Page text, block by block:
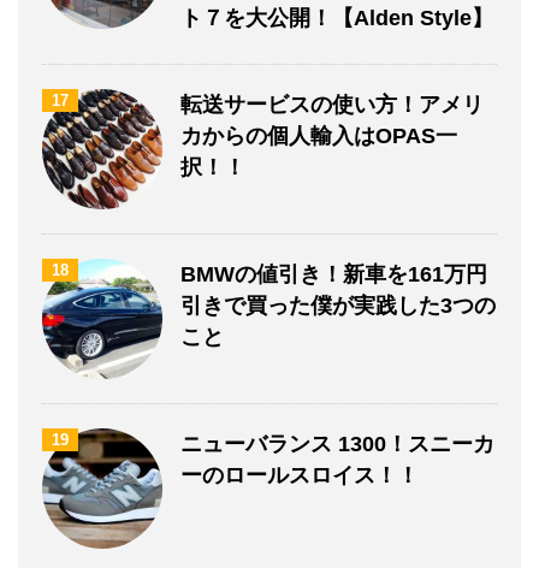
ト７を大公開！【Alden Style】
17
転送サービスの使い方！アメリ
カからの個人輸入はOPAS一
択！！
18
BMWの値引き！新車を161万円
引きで買った僕が実践した3つの
こと
19
ニューバランス 1300！スニーカ
ーのロールスロイス！！